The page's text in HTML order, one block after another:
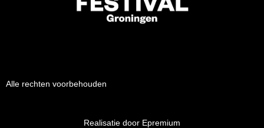
Alle rechten voorbehouden
Realisatie door Epremium